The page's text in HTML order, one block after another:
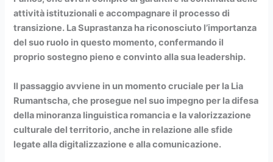
attività istituzionali e accompagnare il processo di
transizione. LaSuprastanza ha riconosciuto l’importanza
del suo ruolo in questo momento, confermando il
propriosostegno pieno e convintoalla sua leadership.
Il passaggio avviene in un momento cruciale per la Lia
Rumantscha, che prosegue nel suo impegno per ladifesa
della minoranza linguistica romanciae lavalorizzazione
culturale del territorio, anche in relazione alle sfide
legate alla digitalizzazione e alla comunicazione.